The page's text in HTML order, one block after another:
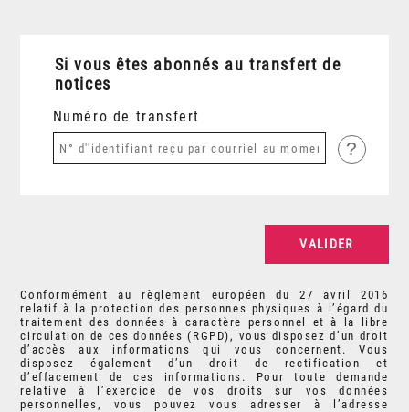
Si vous êtes abonnés au transfert de
notices
Numéro de transfert
?
Conformément au règlement européen du 27 avril 2016
relatif à la protection des personnes physiques à l’égard du
traitement des données à caractère personnel et à la libre
circulation de ces données (RGPD), vous disposez d’un droit
d’accès aux informations qui vous concernent. Vous
disposez également d’un droit de rectification et
d’effacement de ces informations. Pour toute demande
relative à l’exercice de vos droits sur vos données
personnelles, vous pouvez vous adresser à l’adresse